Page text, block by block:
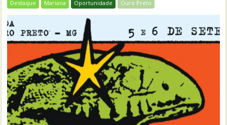
Destaque Mariana Oportunidade Ouro Preto